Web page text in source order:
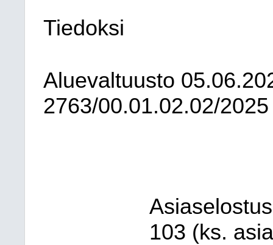
Tiedoksi
Aluevaltuusto
2763/00.01.02.02/2025
103 (ks.